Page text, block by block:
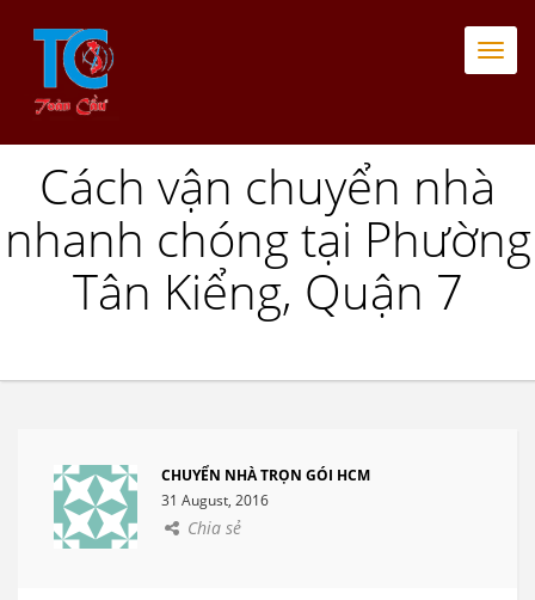
Cách vận chuyển nhà
nhanh chóng tại Phường
Tân Kiểng, Quận 7
CHUYỂN NHÀ TRỌN GÓI HCM
31 August, 2016
Chia sẻ